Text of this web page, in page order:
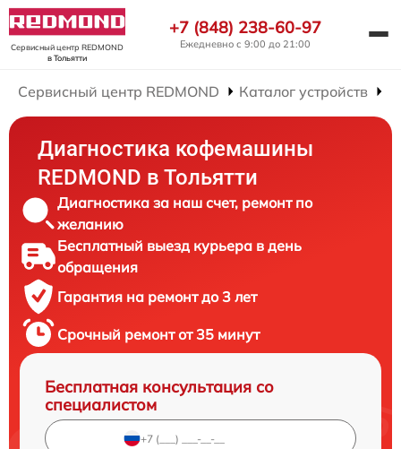
Сервисный центр REDMOND
в Тольятти
+7 (848) 238-60-97
Ежедневно с 9:00 до 21:00
Сервисный центр REDMOND Каталог устройств
Диагностика кофемашины
REDMOND в Тольятти
Диагностика за наш счет, ремонт по
желанию
Бесплатный выезд курьера в день
обращения
Гарантия на ремонт до 3 лет
Срочный ремонт от 35 минут
Бесплатная консультация со
специалистом